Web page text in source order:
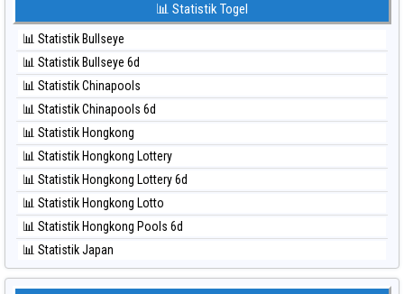
⚽ Bola Merah Taiwan
⚽ Bola Hitam Kuda Lari
⚽ Bola Hitam Magnum Cambodia
⚽ Bola Hitam Nagoya
⚽ Bola Hitam North Carolina Day
⚽ Bola Hitam Pcso
⚽ Bola Hitam Sao Paulo
⚽ Bola Hitam Singapore
⚽ Bola Hitam Sydney
⚽ Bola Hitam Sydney Lottery
⚽ Bola Hitam Sydney Lottery 6d
⚽ Bola Hitam Sydney Lotto
📊 Statistik Togel
📊 Statistik Bullseye
📊 Statistik Bullseye 6d
📊 Statistik Chinapools
📊 Statistik Chinapools 6d
📊 Statistik Hongkong
📊 Statistik Hongkong Lottery
📊 Statistik Hongkong Lottery 6d
📊 Statistik Hongkong Lotto
📊 Statistik Hongkong Pools 6d
📊 Statistik Japan
📊 Statistik Japan 6d